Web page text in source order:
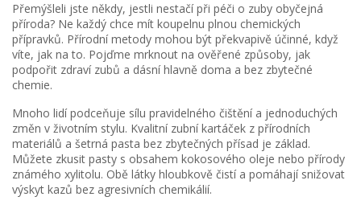
Přemýšleli jste někdy, jestli nestačí při péči o zuby obyčejná
příroda? Ne každý chce mít koupelnu plnou chemických
přípravků. Přírodní metody mohou být překvapivě účinné, když
víte, jak na to. Pojďme mrknout na ověřené způsoby, jak
podpořit zdraví zubů a dásní hlavně doma a bez zbytečné
chemie.
Mnoho lidí podceňuje sílu pravidelného čištění a jednoduchých
změn v životním stylu. Kvalitní zubní kartáček z přírodních
materiálů a šetrná pasta bez zbytečných přísad je základ.
Můžete zkusit pasty s obsahem kokosového oleje nebo přírody
známého xylitolu. Obě látky hloubkově čistí a pomáhají snižovat
výskyt kazů bez agresivních chemikálií.